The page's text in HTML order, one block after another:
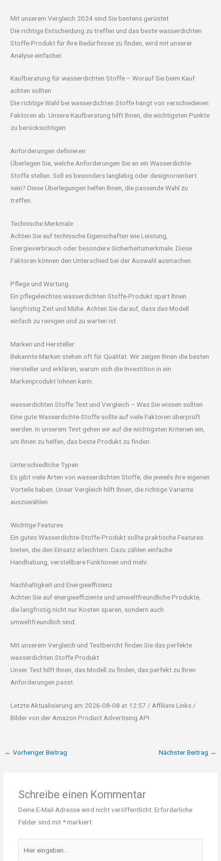
Mit unserem Vergleich 2024 sind Sie bestens gerüstet
Die richtige Entscheidung zu treffen und das beste wasserdichten
Stoffe-Produkt für Ihre Bedürfnisse zu finden, wird mit unserer
Analyse einfacher.
Kaufberatung für wasserdichten Stoffe – Worauf Sie beim Kauf
achten sollten
Die richtige Wahl bei wasserdichten Stoffe hängt von verschiedenen
Faktoren ab. Unsere Kaufberatung hilft Ihnen, die wichtigsten Punkte
zu berücksichtigen.
Anforderungen definieren
Überlegen Sie, welche Anforderungen Sie an ein Wasserdichte-
Stoffe stellen. Soll es besonders langlebig oder designorientiert
sein? Diese Überlegungen helfen Ihnen, die passende Wahl zu
treffen.
Technische Merkmale
Achten Sie auf technische Eigenschaften wie Leistung,
Energieverbrauch oder besondere Sicherheitsmerkmale. Diese
Faktoren können den Unterschied bei der Auswahl ausmachen.
Pflege und Wartung
Ein pflegeleichtes wasserdichten Stoffe-Produkt spart Ihnen
langfristig Zeit und Mühe. Achten Sie darauf, dass das Modell
einfach zu reinigen und zu warten ist.
Marken und Hersteller
Bekannte Marken stehen oft für Qualität. Wir zeigen Ihnen die besten
Hersteller und erklären, warum sich die Investition in ein
Markenprodukt lohnen kann.
wasserdichten Stoffe Test und Vergleich – Was Sie wissen sollten
Eine gute Wasserdichte-Stoffe sollte auf viele Faktoren überprüft
werden. In unserem Test gehen wir auf die wichtigsten Kriterien ein,
um Ihnen zu helfen, das beste Produkt zu finden.
Unterschiedliche Typen
Es gibt viele Arten von wasserdichten Stoffe, die jeweils ihre eigenen
Vorteile haben. Unser Vergleich hilft Ihnen, die richtige Variante
auszuwählen.
Wichtige Features
Ein gutes Wasserdichte-Stoffe-Produkt sollte praktische Features
bieten, die den Einsatz erleichtern. Dazu zählen einfache
Handhabung, verstellbare Funktionen und mehr.
Nachhaltigkeit und Energieeffizienz
Achten Sie auf energieeffiziente und umweltfreundliche Produkte,
die langfristig nicht nur Kosten sparen, sondern auch
umweltfreundlich sind.
Mit unserem Vergleich und Testbericht finden Sie das perfekte
wasserdichten Stoffe Produkt
Unser Test hilft Ihnen, das Modell zu finden, das perfekt zu Ihren
Anforderungen passt.
Letzte Aktualisierung am 2026-08-08 at 12:57 / Affiliate Links /
Bilder von der Amazon Product Advertising API
← Vorheriger Beitrag Nächster Beitrag →
Schreibe einen Kommentar
Deine E-Mail-Adresse wird nicht veröffentlicht. Erforderliche
Felder sind mit*markiert
eingeben…